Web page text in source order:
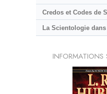
Credos et Codes de
La Scientologie
INFORMATIONS